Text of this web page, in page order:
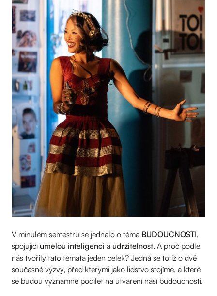
V minulém semestru se jednalo o téma BUDOUCNOSTI,
spojující umělou inteligenci a udržitelnost. A proč podle
nás tvořily tato témata jeden celek? Jedná se totiž o dvě
současné výzvy, před kterými jako lidstvo stojíme, a které
se budou významně podílet na utváření naší budoucnosti.